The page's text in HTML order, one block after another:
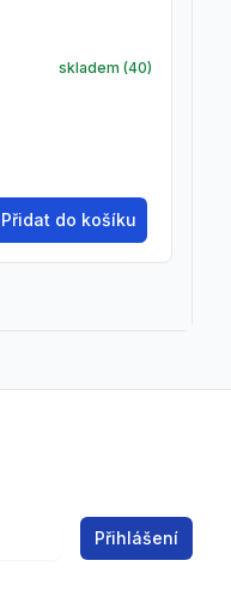
skladem (40)
Přidat do košíku
Přihlášení